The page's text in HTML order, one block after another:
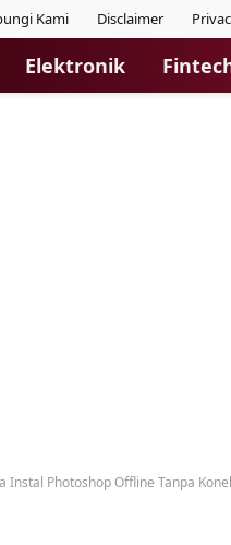
Kami Disclaimer
Elektronik
Instal Photoshop Offline Tanpa